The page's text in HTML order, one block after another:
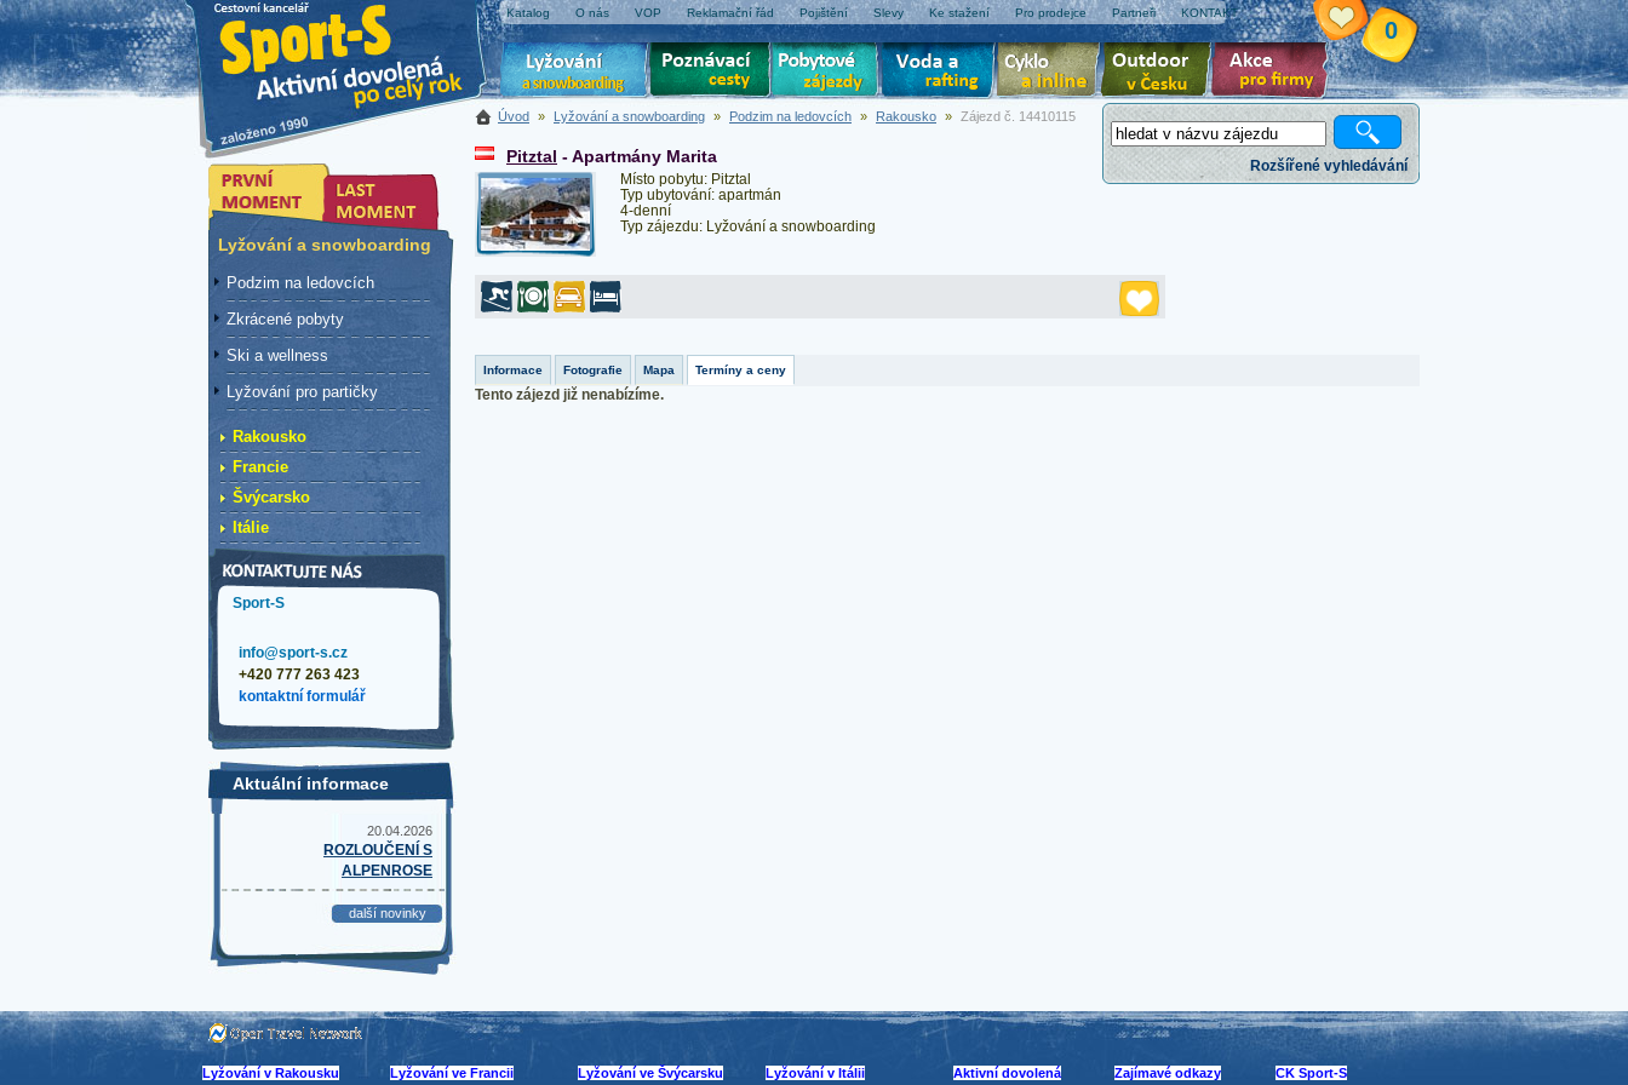
Katalog O nás VOP Reklamační řád Pojištění Slevy Ke stažení Pro prodejce Partneři KONTAKT
0
Rozšířené vyhledávání
Úvod » Lyžování a snowboarding » Podzim na ledovcích » Rakousko » Zájezd č. 14410115
Pitztal - Apartmány Marita
Místo pobytu: Pitztal
Typ ubytování: apartmán
4-denní
Typ zájezdu: Lyžování a snowboarding
Informace Fotografie Mapa Termíny a ceny
Tento zájezd již nenabízíme.
Lyžování a snowboarding
Podzim na ledovcích
Zkrácené pobyty
Ski a wellness
Lyžování pro partičky
Rakousko
Francie
Švýcarsko
Itálie
Sport-S
info@sport-s.cz
+420 777 263 423
kontaktní formulář
Aktuální informace
20.04.2026
ROZLOUČENÍ S
ALPENROSE
další novinky
Lyžování v Rakousku Lyžování ve Francii Lyžování ve Švýcarsku Lyžování v Itálii Aktivní dovolená Zajímavé odkazy CK Sport-S